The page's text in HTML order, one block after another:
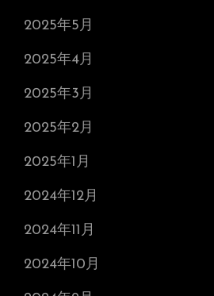
2025年5月
2025年4月
2025年3月
2025年2月
2025年1月
2024年12月
2024年11月
2024年10月